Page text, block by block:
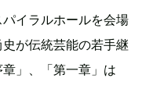
パイラルホールを会場
が伝統芸能の若手継
」、「第一章」は